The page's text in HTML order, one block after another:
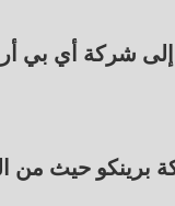
إلى شركة أي
برينكو حيث من